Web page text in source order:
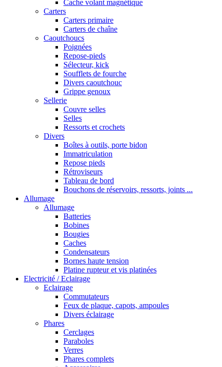
Cache volant magnétique
Carters
Carters primaire
Carters de chaîne
Caoutchoucs
Poignées
Repose-pieds
Sélecteur, kick
Soufflets de fourche
Divers caoutchouc
Grippe genoux
Sellerie
Couvre selles
Selles
Ressorts et crochets
Divers
Boîtes à outils, porte bidon
Immatriculation
Repose pieds
Rétroviseurs
Tableau de bord
Bouchons de réservoirs, ressorts, joints ...
Allumage
Allumage
Batteries
Bobines
Bougies
Caches
Condensateurs
Bornes haute tension
Platine rupteur et vis platinées
Electricité / Eclairage
Eclairage
Commutateurs
Feux de plaque, capots, ampoules
Divers éclairage
Phares
Cerclages
Paraboles
Verres
Phares complets